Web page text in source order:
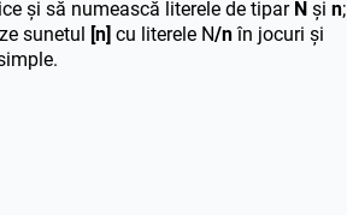
și să numească literele de tipar N și n;
sunetul
[n] cu literele N/nîn jocuri și